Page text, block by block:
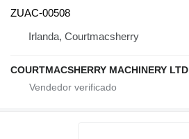
ZUAC-00508
Irlanda, Courtmacsherry
COURTMACSHERRY MACHINERY LTD